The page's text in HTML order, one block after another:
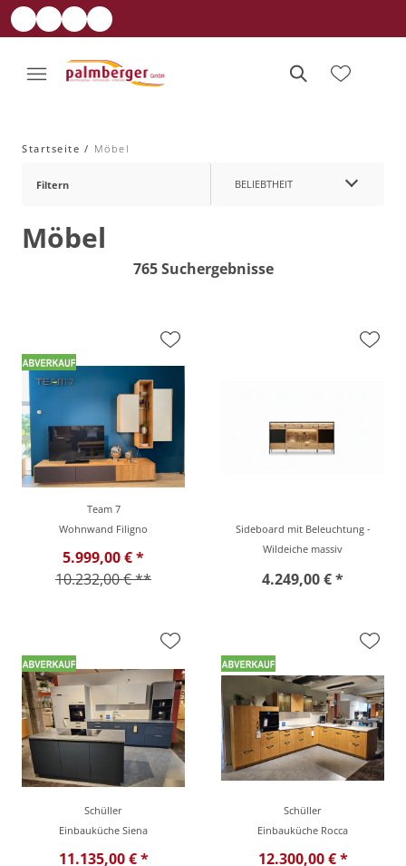
Startseite Möbel
Filtern BELIEBTHEIT
Möbel
765 Suchergebnisse
Team 7
Wohnwand Filigno
5.999,00 € *
10.232,00 € **
Sideboard mit Beleuchtung -
Wildeiche massiv
4.249,00 € *
Schüller
Einbauküche Siena
11.135,00 € *
Schüller
Einbauküche Rocca
12.300,00 € *